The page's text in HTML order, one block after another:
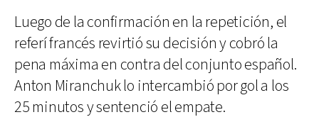
Luego de la confirmación en la repetición, el
referí francés revirtió su decisión y cobró la
pena máxima en contra del conjunto español.
Anton Miranchuk lo intercambió por gol a los
25 minutos y sentenció el empate.